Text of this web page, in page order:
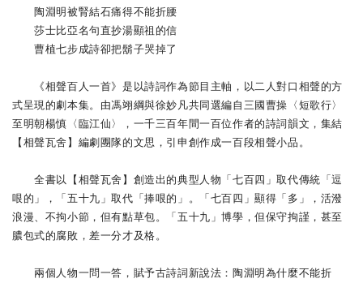
陶淵明被腎結石痛得不能折腰
莎士比亞名句直抄湯顯祖的信
曹植七步成詩卻把鬍子哭掉了
《相聲百人一首》是以詩詞作為節目主軸，以二人對口相聲的方
式呈現的劇本集。由馮翊綱與徐妙凡共同選編自三國曹操〈短歌行〉
至明朝楊慎〈臨江仙〉，一千三百年間一百位作者的詩詞韻文，集結
【相聲瓦舍】編劇團隊的文思，引申創作成一百段相聲小品。
全書以【相聲瓦舍】創造出的典型人物「七百四」取代傳統「逗
哏的」，「五十九」取代「捧哏的」。「七百四」顯得「多」，活潑
浪漫、不拘小節，但有點草包。「五十九」博學，但保守拘謹，甚至
膿包式的腐敗，差一分才及格。
兩個人物一問一答，賦予古詩詞新說法：陶淵明為什麼不能折